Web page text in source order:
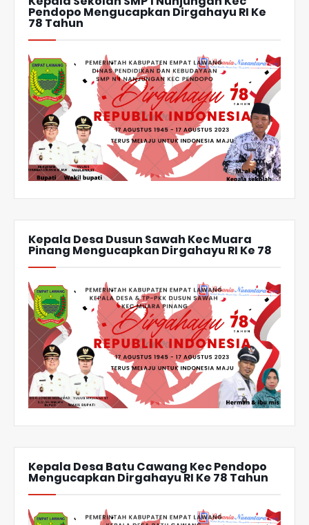
Pendopo Mengucapkan Dirgahayu RI Ke
78 Tahun
Kepala Desa Dusun Sawah Kec Muara
Pinang Mengucapkan Dirgahayu RI Ke 78
Kepala Desa Batu Cawang Kec Pendopo
Mengucapkan Dirgahayu RI Ke 78 Tahun